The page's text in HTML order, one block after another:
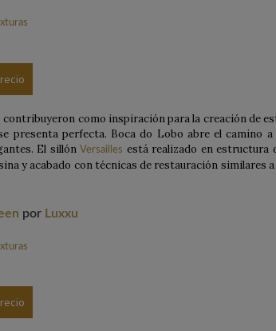
como inspiración para la creación de
presenta perfecta. Boca do Lobo abre el camino a
El sillónVersailles está realizado en estructura
y acabado con técnicas de restauración similares a
por Luxxu